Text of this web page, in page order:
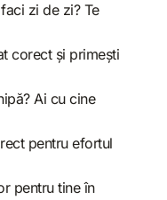
zi de zi? Te
corect și primești
Ai cu cine
pentru efortul
pentru tine în